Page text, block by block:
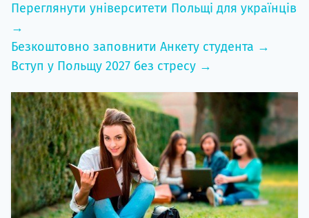
Переглянути університети Польщі для українців
→
Безкоштовно заповнити Анкету студента →
Вступ у Польщу 2027 без стресу →